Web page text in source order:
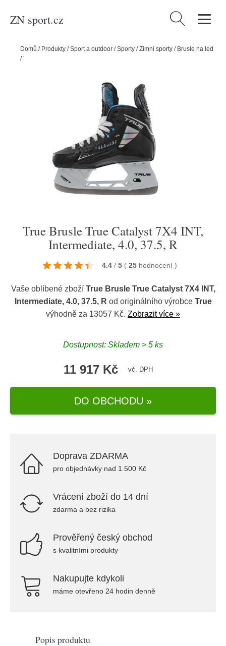
ZN sport.cz Vyhledávání
Domů / Produkty /Sport a outdoor /Sporty /Zimní sporty / Brusle na led
/True Brusle True Catalyst 7X4 INT, Intermediate, 4.0, 37.5, R
True Brusle True Catalyst 7X4 INT,
Intermediate, 4.0, 37.5, R
4.4 / 5 ( 25 hodnocení )
Vaše oblíbené zboží True Brusle True Catalyst 7X4 INT,
Intermediate, 4.0, 37.5, R od originálního výrobce True
výhodně za 13057 Kč. Zobrazit více »
Dostupnost: Skladem > 5 ks
11 917 Kč vč. DPH
DO OBCHODU »
Doprava ZDARMA
pro objednávky nad 1.500 Kč
Vrácení zboží do 14 dní
zdarma a bez rizika
Prověřený český obchod
s kvalitními produkty
Nakupujte kdykoli
máme otevřeno 24 hodin denně
Popis produktu